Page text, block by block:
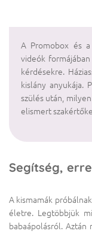
A Promobox és a
videók
kérdésekre.
kislány anyukája.
szülés után,
elismert
Segítség,
A kismamák
életre. Legtöbbjük
babaápolásról.